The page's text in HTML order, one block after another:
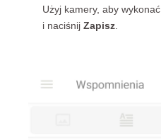
Użyj kamery, aby
i naciśnij Zapisz.